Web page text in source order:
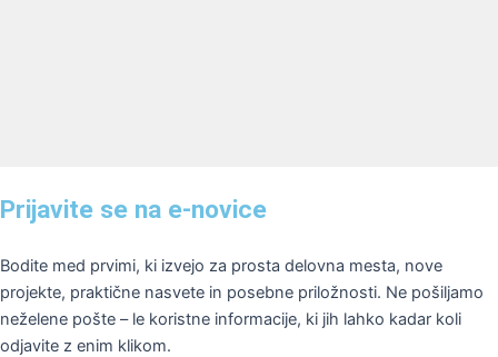
Prijavite se na e-novice
Bodite med prvimi, ki izvejo za prosta delovna mesta, nove
projekte, praktične nasvete in posebne priložnosti. Ne pošiljamo
neželene pošte – le koristne informacije, ki jih lahko kadar koli
odjavite z enim klikom.